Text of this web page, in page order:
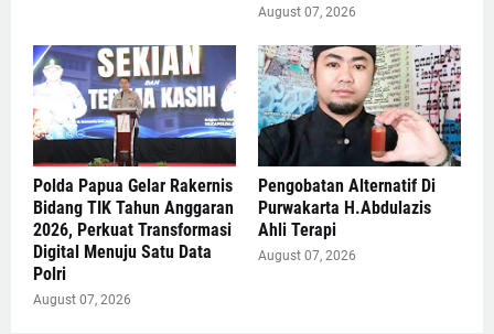
August 07, 2026
Polda Papua Gelar Rakernis
Bidang TIK Tahun Anggaran
2026, Perkuat Transformasi
Digital Menuju Satu Data
Polri
August 07, 2026
Pengobatan Alternatif Di
Purwakarta H.Abdulazis
Ahli Terapi
August 07, 2026